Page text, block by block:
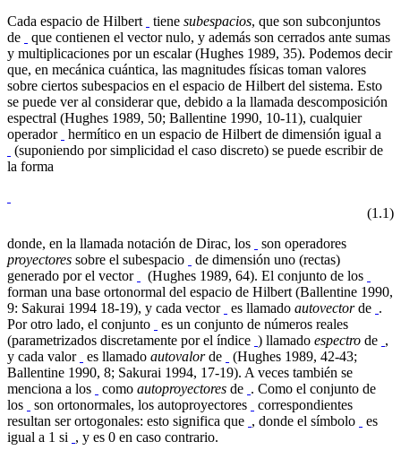
Cada espacio de Hilbert
tiene subespacios, que son subconjuntos
de
que contienen el vector nulo, y además son cerrados ante sumas
y multiplicaciones por un escalar (Hughes 1989, 35). Podemos decir
que, en mecánica cuántica, las magnitudes físicas toman valores
sobre ciertos subespacios en el espacio de Hilbert del sistema. Esto
se puede ver al considerar que, debido a la llamada descomposición
espectral (Hughes 1989, 50; Ballentine 1990, 10-11), cualquier
operador
hermítico en un espacio de Hilbert de dimensión igual a
(suponiendo por simplicidad el caso discreto) se puede escribir de
la forma
(1.1)
donde, en la llamada notación de Dirac, los
son operadores
proyectores sobre el subespacio
de dimensión uno (rectas)
generado por el vector
(Hughes 1989, 64). El conjunto de los
forman una base ortonormal del espacio de Hilbert (Ballentine 1990,
9: Sakurai 1994 18-19), y cada vector
es llamado autovectorde .
Por otro lado, el conjunto
es un conjunto de números reales
(parametrizados discretamente por el índice ) llamado espectro de ,
y cada valor
es llamado autovalorde
(Hughes 1989, 42-43;
Ballentine 1990, 8; Sakurai 1994, 17-19). A veces también se
menciona a los
como autoproyectores de . Como el conjunto de
los
son ortonormales, los autoproyectores
correspondientes
resultan ser ortogonales: esto significa que , donde el símbolo
es
igual a 1 si , y es 0 en caso contrario.